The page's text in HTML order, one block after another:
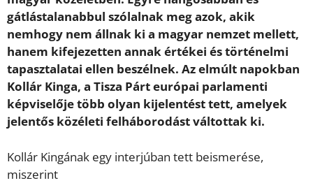
gátlástalanabbul szólalnak meg azok, akik
nemhogy nem állnak ki a magyar nemzet mellett,
hanem kifejezetten annak értékei és történelmi
tapasztalatai ellen beszélnek. Az elmúlt napokban
Kollár Kinga, a Tisza Párt európai parlamenti
képviselője több olyan kijelentést tett, amelyek
jelentős közéleti felháborodást váltottak ki.
Kollár Kingának egy interjúban tett beismerése,
miszerint